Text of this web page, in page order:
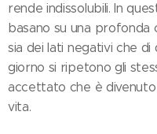
rende indissolubili. In
basano su una profonda
sia dei lati negativi che di
giorno si ripetono gli
accettato che è
vita.